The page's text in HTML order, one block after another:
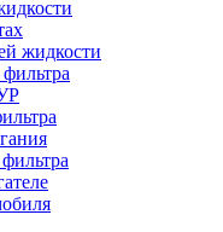
жидкости